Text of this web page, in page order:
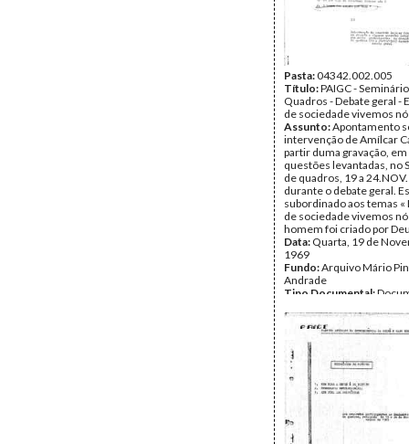
Pasta:04342.002.005
Título:PAIGC -
Quadros - Debate geral -
de sociedade vivemos
Assunto:Apontamento
intervenção de Amílcar
partir duma gravação, em
questões levantadas, no
de quadros, 19 a
durante o debate geral.
subordinado aos temas «
de sociedade vivemos
homem foi criado por
Data: Quarta, 19 de
1969
Fundo:Arquivo Mário
Andrade
Tipo Documental: